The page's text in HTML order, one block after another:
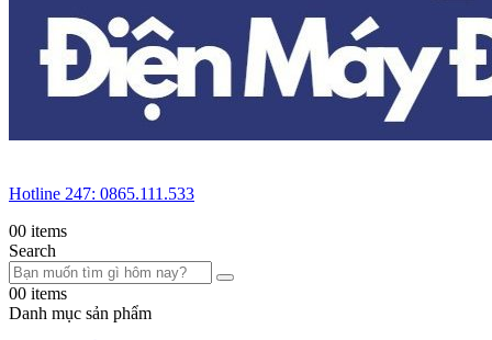
Hotline 247: 0865.111.533
00 items
Search
00 items
Danh mục sản phẩm